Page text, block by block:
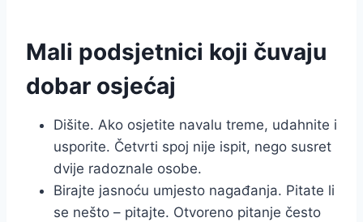
Mali podsjetnici koji čuvaju
dobar osjećaj
Dišite. Ako osjetite navalu treme, udahnite i
usporite. Četvrti spoj nije ispit, nego susret
dvije radoznale osobe.
Birajte jasnoću umjesto nagađanja. Pitate li
se nešto – pitajte. Otvoreno pitanje često